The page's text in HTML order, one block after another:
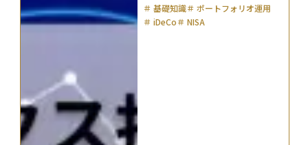
＃ 基礎知識＃ ポートフォリオ運用
＃ iDeCo＃ NISA